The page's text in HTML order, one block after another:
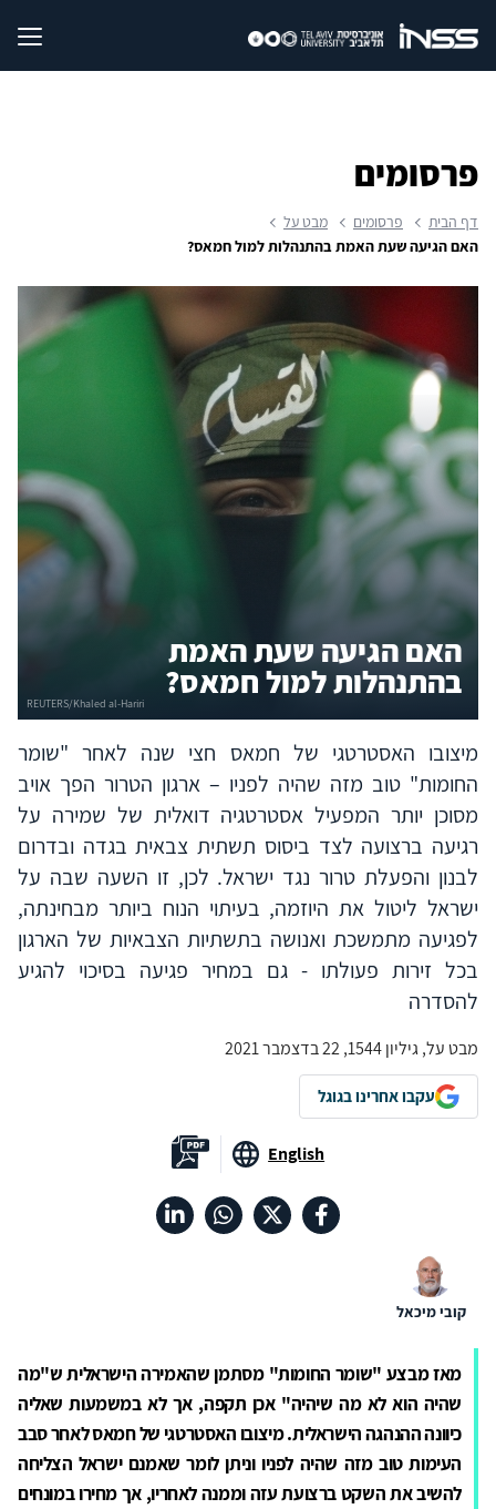
פרסומים
דף הבית פרסומים
מבט על
האם הגיעה שעת האמת בהתנהלות למול חמאס?
האם הגיעה שעת האמת
בהתנהלות למול חמאס?
מיצובו האסטרטגי של חמאס חצי שנה לאחר "שומר
החומות" טוב מזה שהיה לפניו – ארגון הטרור הפך אויב
מסוכן יותר המפעיל אסטרטגיה דואלית של שמירה על
רגיעה ברצועה לצד ביסוס תשתית צבאית בגדה ובדרום
לבנון והפעלת טרור נגד ישראל. לכן, זו השעה שבה על
ישראל ליטול את היוזמה, בעיתוי הנוח ביותר מבחינתה,
לפגיעה מתמשכת ואנושה בתשתיות הצבאיות של הארגון
בכל זירות פעולתו - גם במחיר פגיעה בסיכוי להגיע
להסדרה
מבט על, גיליון 1544, 22 בדצמבר 2021
עקבו אחרינו בגוגל
English
קובי מיכאל
מאז מבצע "שומר החומות" מסתמן שהאמירה הישראלית ש"מה
שהיה הוא לא מה שיהיה" אכן תקפה, אך לא במשמעות שאליה
כיוונה ההנהגה הישראלית. מיצובו האסטרטגי של חמאס לאחר סבב
העימות טוב מזה שהיה לפניו וניתן לומר שאמנם ישראל הצליחה
להשיב את השקט ברצועת עזה וממנה לאחריו, אך מחירו במונחים